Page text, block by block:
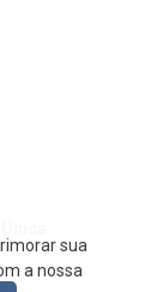
sua
a nossa